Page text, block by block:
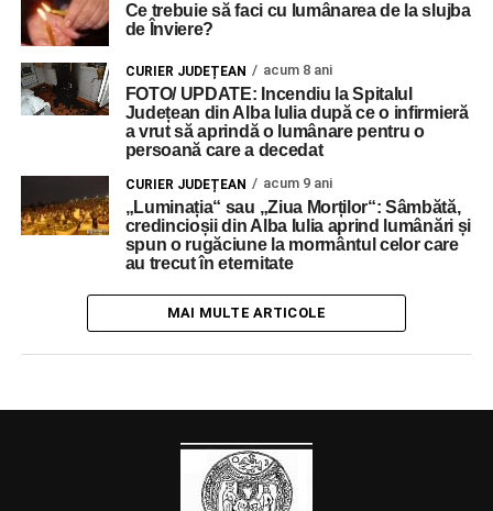
Ce trebuie să faci cu lumânarea de la slujba
de Înviere?
CURIER JUDEȚEAN acum 8 ani
FOTO/ UPDATE: Incendiu la Spitalul
Județean din Alba Iulia după ce o infirmieră
a vrut să aprindă o lumânare pentru o
persoană care a decedat
CURIER JUDEȚEAN acum 9 ani
„Luminația“ sau „Ziua Morților“: Sâmbătă,
credincioșii din Alba Iulia aprind lumânări și
spun o rugăciune la mormântul celor care
au trecut în eternitate
MAI MULTE ARTICOLE